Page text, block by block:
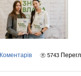
Коментарів 5743